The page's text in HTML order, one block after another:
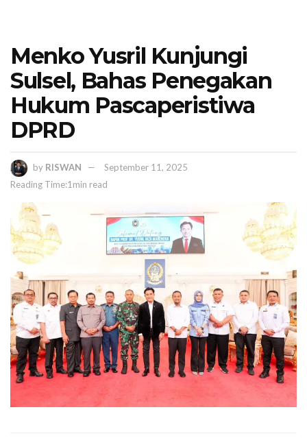
Menko Yusril Kunjungi
Sulsel, Bahas Penegakan
Hukum Pascaperistiwa
DPRD
by RISWAN
September 11, 2025
Reading Time:1min read